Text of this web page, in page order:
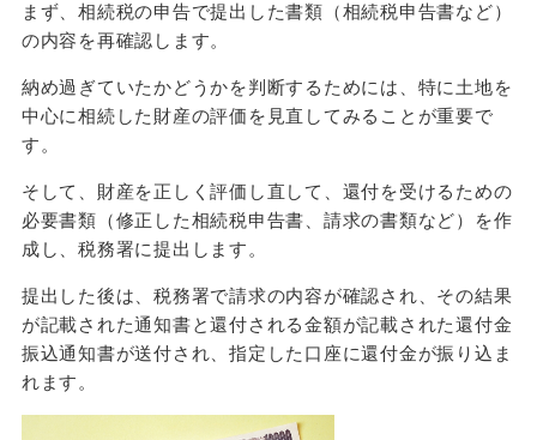
まず、相続税の申告で提出した書類（相続税申告書など）
の内容を再確認します。
納め過ぎていたかどうかを判断するためには、特に⼟地を
中⼼に相続した財産の評価を⾒直してみることが重要で
す。
そして、財産を正しく評価し直して、還付を受けるための
必要書類（修正した相続税申告書、請求の書類など）を作
成し、税務署に提出します。
提出した後は、税務署で請求の内容が確認され、その結果
が記載された通知書と還付される⾦額が記載された還付⾦
振込通知書が送付され、指定した⼝座に還付⾦が振り込ま
れます。